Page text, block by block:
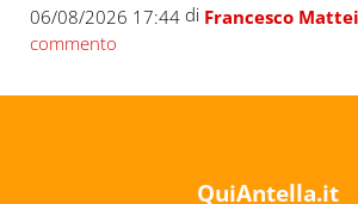
06/08/2026 17:44di Francesco
commento
QuiAntella.it